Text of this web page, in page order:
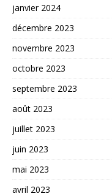
janvier 2024
décembre 2023
novembre 2023
octobre 2023
septembre 2023
août 2023
juillet 2023
juin 2023
mai 2023
avril 2023